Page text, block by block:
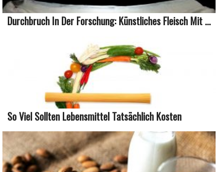
Durchbruch In Der Forschung: Künstliches Fleisch Mit ...
So Viel Sollten Lebensmittel Tatsächlich Kosten